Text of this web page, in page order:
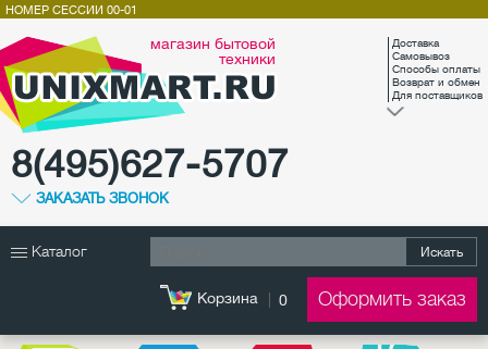
магазин бытовой
техники
8(495)627-5707
ЗАКАЗАТЬ ЗВОНОК
Доставка
Самовывоз
Способы оплаты
Возврат и обмен
Для поставщиков
НОМЕР СЕССИИ 00-01
Каталог Искать
Корзина 0 Оформить заказ